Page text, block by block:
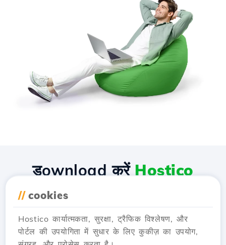
// cookies
Hostico कार्यात्मकता, सुरक्षा, ट्रैफिक विश्लेषण, और
पोर्टल की उपयोगिता में सुधार के लिए कुकीज़ का उपयोग,
डownload करें Hostico